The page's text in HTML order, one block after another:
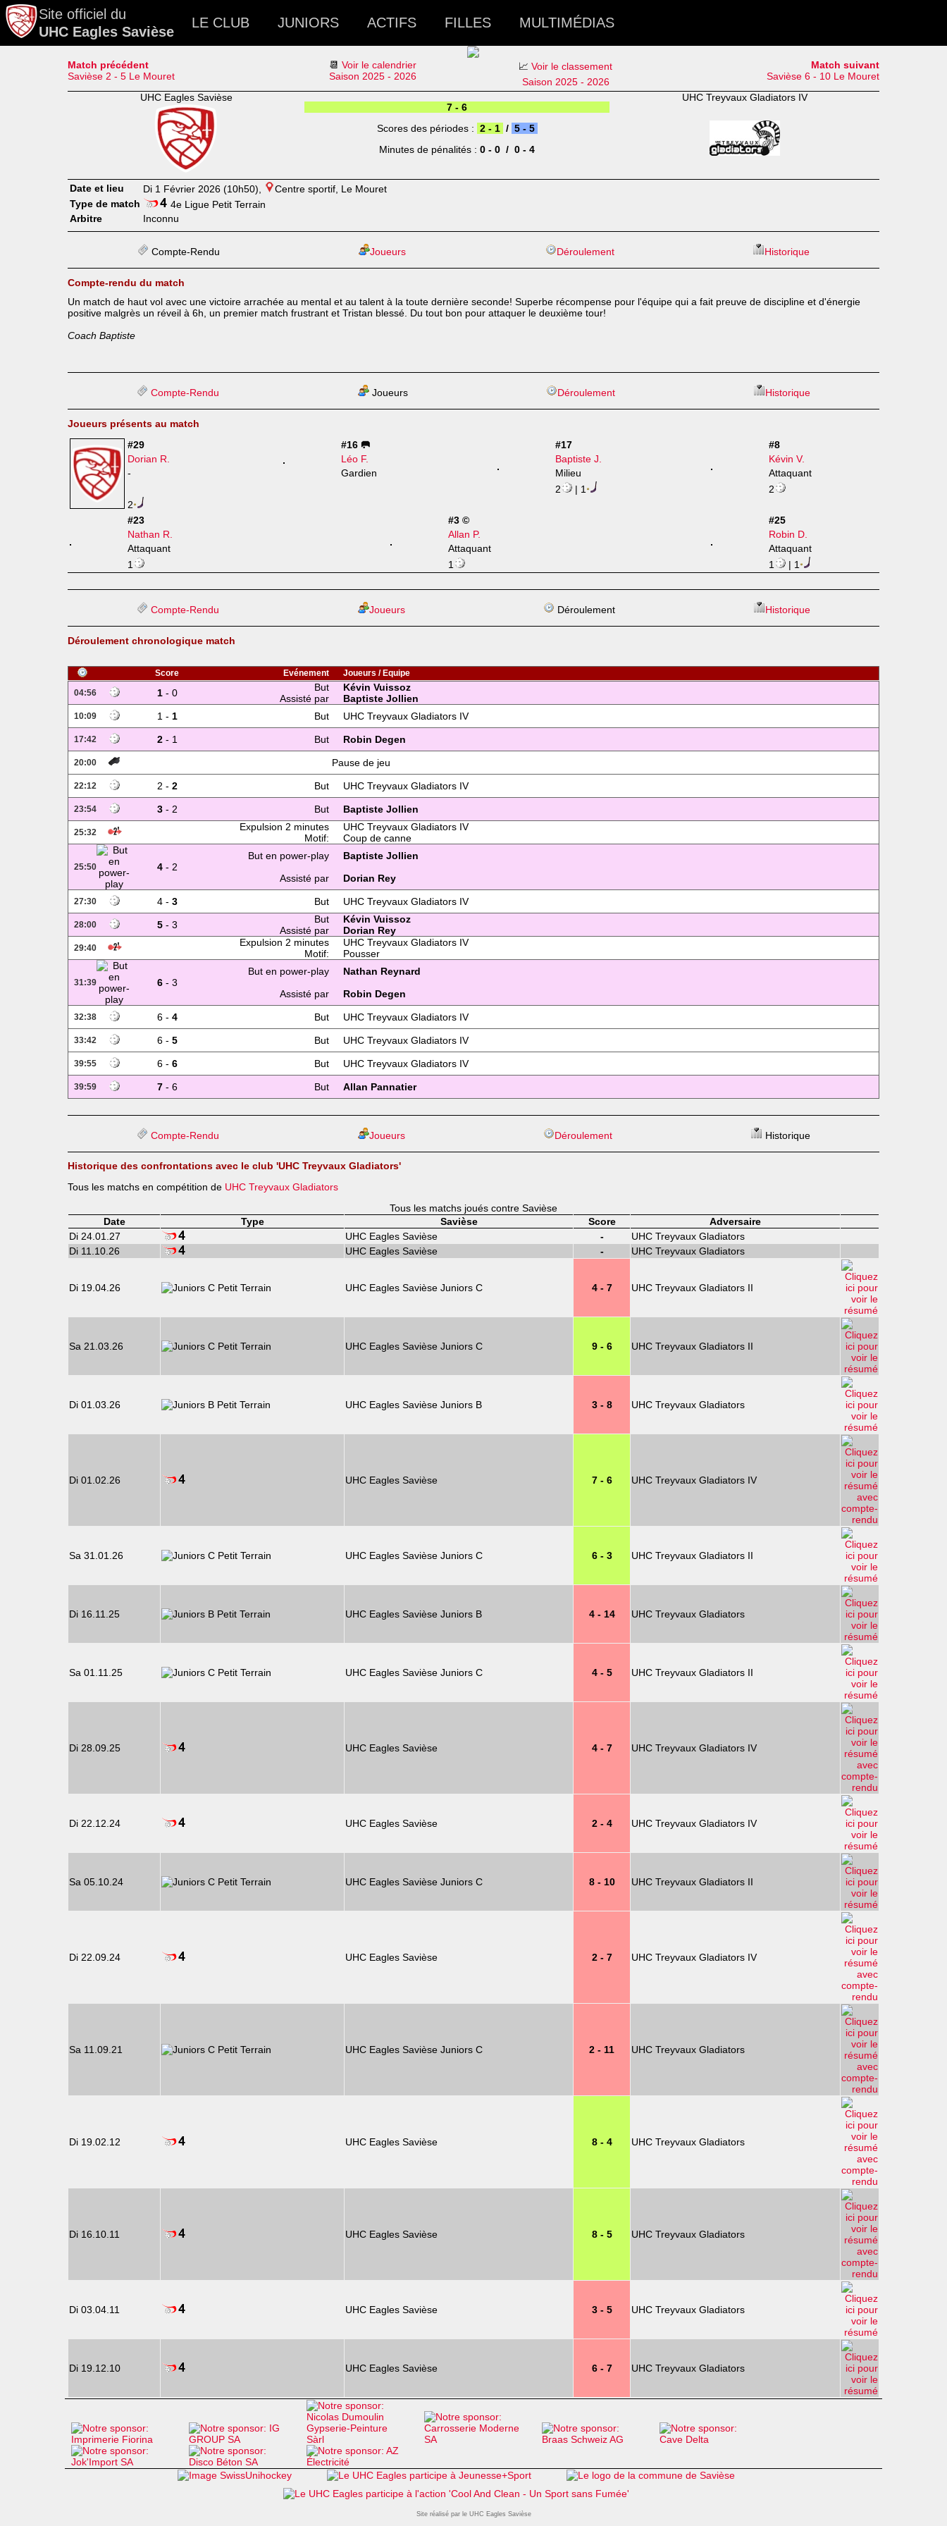
Site officiel du
UHC Eagles Savièse
LE CLUB JUNIORS ACTIFS FILLES MULTIMÉDIAS
Match précédent
Savièse 2 - 5 Le Mouret
📆 Voir le calendrier
Saison 2025 - 2026
📈Voir le classement
Saison 2025 - 2026
Match suivant
Savièse 6 - 10 Le Mouret
UHC Eagles Savièse
7 - 6
Scores des périodes : 2 - 1 / 5 - 5
Minutes de pénalités : 0 - 0 / 0 - 4
UHC Treyvaux Gladiators IV
Date et lieu Di 1 Février 2026 (10h50),
Centre sportif, Le Mouret
Type de match
4e Ligue Petit Terrain
Arbitre
Inconnu
Compte-Rendu Joueurs Déroulement Historique
Compte-rendu du match
Un match de haut vol avec une victoire arrachée au mental et au talent à la toute dernière seconde! Superbe récompense pour l'équipe qui a fait preuve de discipline et d'énergie
positive malgrès un réveil à 6h, un premier match frustrant et Tristan blessé. Du tout bon pour attaquer le deuxième tour!
Coach Baptiste
Compte-Rendu Joueurs Déroulement Historique
Joueurs présents au match
#29
Dorian R.
-
2
#16 🥅
Léo F.
Gardien
#17
Baptiste J.
Milieu
2
| 1
#8
Kévin V.
Attaquant
2
#23
Nathan R.
Attaquant
1
#3 ©
Allan P.
Attaquant
1
#25
Robin D.
Attaquant
1
| 1
Compte-Rendu Joueurs Déroulement Historique
Déroulement chronologique match
Score Evénement
Joueurs / Equipe
04:56
1- 0 But
Kévin Vuissoz
Assisté par
Baptiste Jollien
10:09 1 - 1 But UHC Treyvaux Gladiators IV
17:42 2- 1 But Robin Degen
20:00 Pause de jeu
22:12 2 - 2 But UHC Treyvaux Gladiators IV
23:54 3- 2 But Baptiste Jollien
25:32 Expulsion 2 minutes
UHC Treyvaux Gladiators IV
Motif:
Coup de canne
25:50 4- 2
But en power-play
Baptiste Jollien
Assisté par
Dorian Rey
27:30 4 - 3 But UHC Treyvaux Gladiators IV
28:00 5- 3 But
Kévin Vuissoz
Assisté par
Dorian Rey
29:40 Expulsion 2 minutes
UHC Treyvaux Gladiators IV
Motif:
Pousser
31:39 6- 3
But en power-play
Nathan Reynard
Assisté par
Robin Degen
32:38 6 - 4 But UHC Treyvaux Gladiators IV
33:42 6 - 5 But UHC Treyvaux Gladiators IV
39:55 6 - 6 But UHC Treyvaux Gladiators IV
39:59 7- 6 But Allan Pannatier
Compte-Rendu Joueurs Déroulement Historique
Historique des confrontations avec le club 'UHC Treyvaux Gladiators'
Tous les matchs en compétition de UHC Treyvaux Gladiators
Tous les matchs joués contre Savièse
Date
Type Savièse Score
Adversaire
Di 24.01.27
UHC Eagles Savièse -
UHC Treyvaux Gladiators
Di 11.10.26
UHC Eagles Savièse - UHC Treyvaux Gladiators
Di 19.04.26 UHC Eagles Savièse Juniors C 4 - 7 UHC Treyvaux Gladiators II
Sa 21.03.26 UHC Eagles Savièse Juniors C 9 - 6 UHC Treyvaux Gladiators II
Di 01.03.26 UHC Eagles Savièse Juniors B 3 - 8 UHC Treyvaux Gladiators
Di 01.02.26 UHC Eagles Savièse 7 - 6 UHC Treyvaux Gladiators IV
Sa 31.01.26 UHC Eagles Savièse Juniors C 6 - 3 UHC Treyvaux Gladiators II
Di 16.11.25 UHC Eagles Savièse Juniors B 4 - 14 UHC Treyvaux Gladiators
Sa 01.11.25 UHC Eagles Savièse Juniors C 4 - 5 UHC Treyvaux Gladiators II
Di 28.09.25 UHC Eagles Savièse 4 - 7 UHC Treyvaux Gladiators IV
Di 22.12.24 UHC Eagles Savièse 2 - 4 UHC Treyvaux Gladiators IV
Sa 05.10.24 UHC Eagles Savièse Juniors C 8 - 10 UHC Treyvaux Gladiators II
Di 22.09.24 UHC Eagles Savièse 2 - 7 UHC Treyvaux Gladiators IV
Sa 11.09.21 UHC Eagles Savièse Juniors C 2 - 11 UHC Treyvaux Gladiators
Di 19.02.12 UHC Eagles Savièse 8 - 4 UHC Treyvaux Gladiators
Di 16.10.11 UHC Eagles Savièse 8 - 5 UHC Treyvaux Gladiators
Di 03.04.11 UHC Eagles Savièse 3 - 5 UHC Treyvaux Gladiators
Di 19.12.10 UHC Eagles Savièse 6 - 7 UHC Treyvaux Gladiators
Site réalisé par le UHC Eagles Savièse